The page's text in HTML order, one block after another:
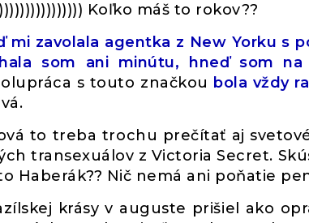
Koľko máš to rokov??
mi zavolala agentka z New Yorku s
som ani minútu, hneď som
s touto značkou bola vždy
to treba trochu prečítať aj
transexuálov z Victoria Secret.
Haberák?? Nič nemá ani poňatie
krásy v auguste prišiel ako